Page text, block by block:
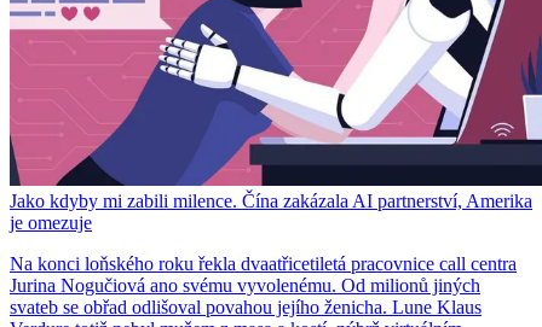
Jako kdyby mi zabili milence. Čína zakázala AI partnerství, Amerika
je omezuje
Na konci loňského roku řekla dvaatřicetiletá pracovnice call centra
Jurina Nogučiová ano svému vyvolenému. Od milionů jiných
svateb se obřad odlišoval povahou jejího ženicha. Lune Klaus